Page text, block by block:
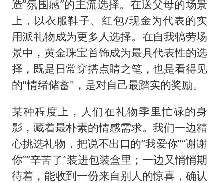
造“氛围感”的主流选择。在送父母的场景
上，以衣服鞋子、红包/现金为代表的实
用派礼物成为更多人选择。在自我犒劳场
景中，黄金珠宝首饰成为最具代表性的选
择，既是日常穿搭点睛之笔，也是看得见
的"情绪储蓄"，是对自己最踏实的奖励。
某种程度上，人们在礼物季里忙碌的身
影，藏着最朴素的情感需求。我们一边精
心挑选礼物，把说不出口的“我爱你”“谢谢
你”“辛苦了”装进包装盒里；一边又悄悄期
待着，能收到一份来自别人的惊喜，确认